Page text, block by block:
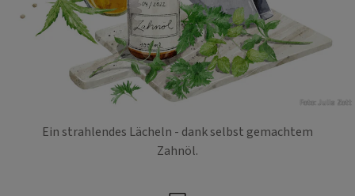
Foto: Julia Zott
Ein strahlendes Lächeln - dank selbst gemachtem
Zahnöl.